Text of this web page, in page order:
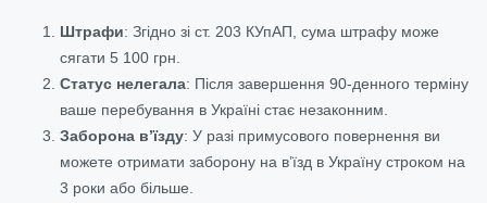
Штрафи: Згідно зі ст. 203 КУпАП, сума штрафу може
сягати 5 100 грн.
Статус нелегала: Після завершення 90-денного терміну
ваше перебування в Україні стає незаконним.
Заборона в’їзду: У разі примусового повернення ви
можете отримати заборону на в’їзд в Україну строком на
3 роки або більше.